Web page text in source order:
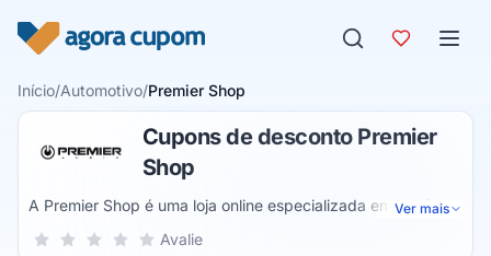
Início/Automotivo/Premier Shop
Cupons de desconto Premier
Shop
A Premier Shop é uma loja online especializada em produtos
automotivos e som. Assim, através dela você encontra as
Ver mais
Sua nota para Premier Shop, de 1 a 5 estrelas
5 estrelas
4 estrelas
3 estrelas
2 estrelas
1 estrela Avalie